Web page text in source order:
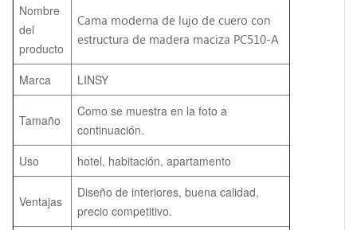
Nombre
del
producto
Cama moderna de lujo de cuero con
estructura de madera maciza PC510-A
Marca LINSY
Tamaño
Como se muestra en la foto a
continuación.
Uso
hotel, habitación, apartamento
Ventajas
Diseño de interiores, buena calidad,
precio competitivo.